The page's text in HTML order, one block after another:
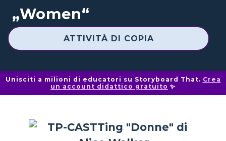
„Women“
ATTIVITÀ DI COPIA
Unisciti a milioni di educatori su Storyboard That. Crea
un account didattico gratuito ✨